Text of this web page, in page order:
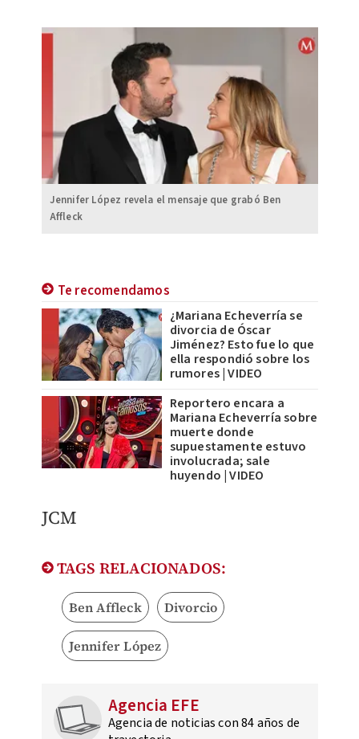
Jennifer López revela el mensaje que grabó Ben
Affleck
Te recomendamos
¿Mariana Echeverría se
divorcia de Óscar
Jiménez? Esto fue lo que
ella respondió sobre los
rumores | VIDEO
Reportero encara a
Mariana Echeverría sobre
muerte donde
supuestamente estuvo
involucrada; sale
huyendo | VIDEO
JCM
TAGS RELACIONADOS:
Ben Affleck Divorcio
Jennifer López
Agencia EFE
Agencia de noticias con 84 años de